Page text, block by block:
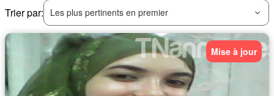
Trier par:
Les plus pertinents en premier
Mise à jour